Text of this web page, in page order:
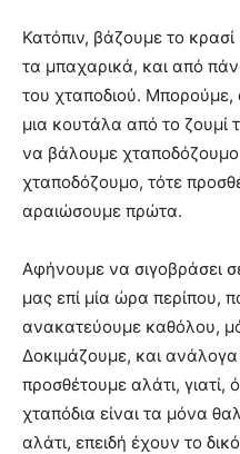
Κατόπιν, βάζουμε το
τα μπαχαρικά, και από
του χταποδιού. Μπορούμε,
μια κουτάλα από το ζουμί
να βάλουμε χταποδόζουμο
χταποδόζουμο, τότε
αραιώσουμε πρώτα.
Αφήνουμε να σιγοβράσει
μας επί μία ώρα περίπου,
ανακατεύουμε καθόλου,
Δοκιμάζουμε, και
προσθέτουμε αλάτι,
χταπόδια είναι τα μόνα
αλάτι, επειδή έχουν το